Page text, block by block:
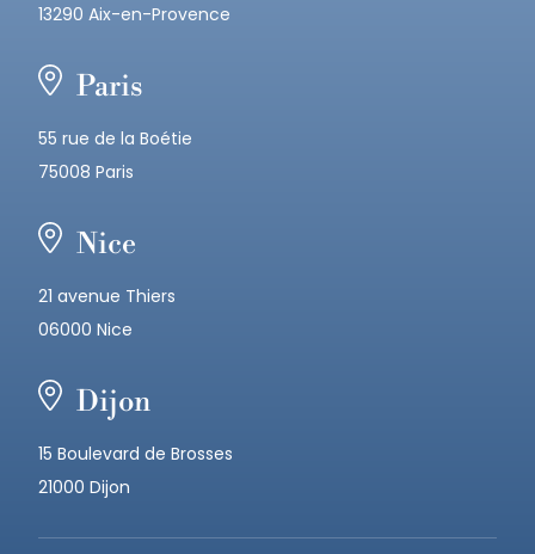
13290 Aix-en-Provence
Paris
55 rue de la Boétie
75008 Paris
Nice
21 avenue Thiers
06000 Nice
Dijon
15 Boulevard de Brosses
21000 Dijon